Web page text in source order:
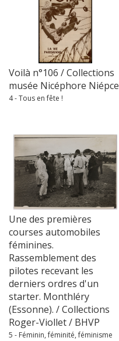
Voilà n°106 / Collections
musée Nicéphore Niépce
4 - Tous en fête !
Une des premières
courses automobiles
féminines.
Rassemblement des
pilotes recevant les
derniers ordres d'un
starter. Monthléry
(Essonne). / Collections
Roger-Viollet / BHVP
5 - Féminin, féminité, féminisme